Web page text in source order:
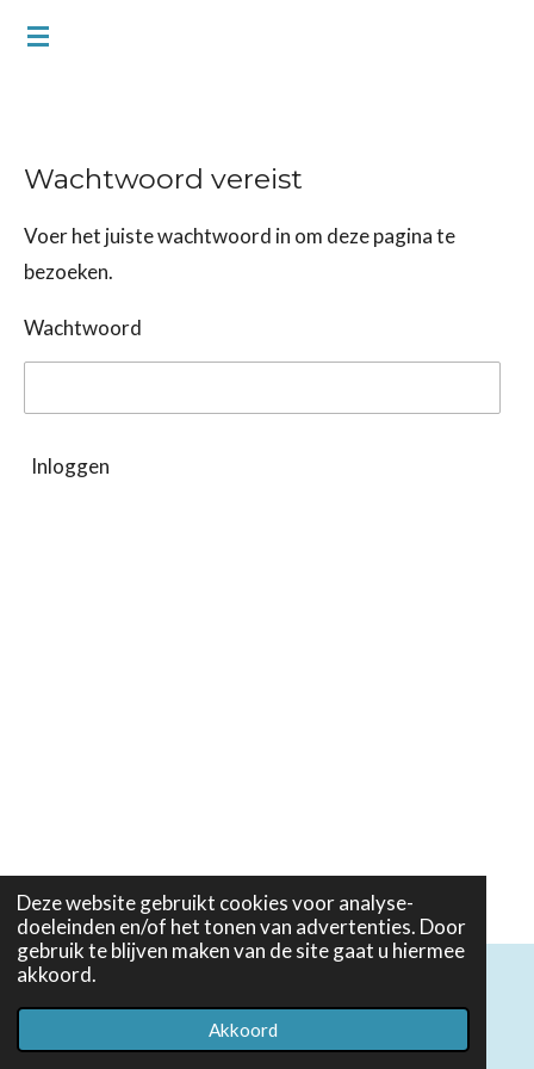
Deze website gebruikt cookies voor analyse-
doeleinden en/of het tonen van advertenties. Door
gebruik te blijven maken van de site gaat u hiermee
akkoord.
Akkoord
Ga
hoofdinhoud
Wachtwoord vereist
Voer het juiste wachtwoord in om deze pagina te
bezoeken.
Wachtwoord
Inloggen
© 2022 - 2026 Martijn van der Linden illustrator